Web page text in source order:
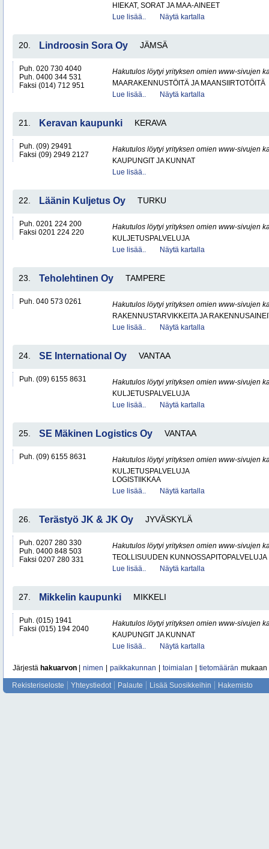
HIEKAT, SORAT JA MAA-AINEET
Lue lisää..
Näytä kartalla
20. Lindroosin Sora Oy JÄMSÄ
Puh. 020 730 4040
Puh. 0400 344 531
Faksi (014) 712 951
Hakutulos löytyi yrityksen omien www-sivujen
MAARAKENNUSTÖITÄ JA MAANSIIRTOTÖITÄ
Lue lisää..
Näytä kartalla
21. Keravan kaupunki KERAVA
Puh. (09) 29491
Faksi (09) 2949 2127
Hakutulos löytyi yrityksen omien www-sivujen
KAUPUNGIT JA KUNNAT
Lue lisää..
22. Läänin Kuljetus Oy TURKU
Puh. 0201 224 200
Faksi 0201 224 220
Hakutulos löytyi yrityksen omien www-sivujen
KULJETUSPALVELUJA
Lue lisää..
Näytä kartalla
23. Teholehtinen Oy TAMPERE
Puh. 040 573 0261
Hakutulos löytyi yrityksen omien www-sivujen
RAKENNUSTARVIKKEITA JA
Lue lisää..
Näytä kartalla
24. SE International Oy VANTAA
Puh. (09) 6155 8631
Hakutulos löytyi yrityksen omien www-sivujen
KULJETUSPALVELUJA
Lue lisää..
Näytä kartalla
25. SE Mäkinen Logistics Oy VANTAA
Puh. (09) 6155 8631
Hakutulos löytyi yrityksen omien www-sivujen
KULJETUSPALVELUJA
LOGISTIIKKAA
Lue lisää..
Näytä kartalla
26. Terästyö JK & JK Oy JYVÄSKYLÄ
Puh. 0207 280 330
Puh. 0400 848 503
Faksi 0207 280 331
Hakutulos löytyi yrityksen omien www-sivujen
TEOLLISUUDEN KUNNOSSAPITOPALVELUJA
Lue lisää..
Näytä kartalla
27. Mikkelin kaupunki MIKKELI
Puh. (015) 1941
Faksi (015) 194 2040
Hakutulos löytyi yrityksen omien www-sivujen
KAUPUNGIT JA KUNNAT
Lue lisää..
Näytä kartalla
Järjestä hakuarvon nimen paikkakunnan toimialan tietomäärän mukaan
Rekisteriseloste Yhteystiedot Palaute Lisää Suosikkeihin Hakemisto